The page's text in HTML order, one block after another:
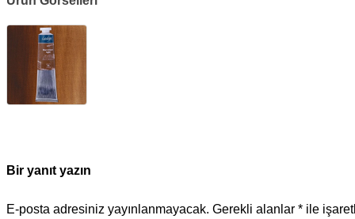
Bir yanıt yazın
E-posta adresiniz yayınlanmayacak. Gerekli alanlar * ile